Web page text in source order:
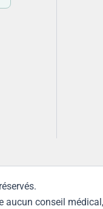
aucun conseil